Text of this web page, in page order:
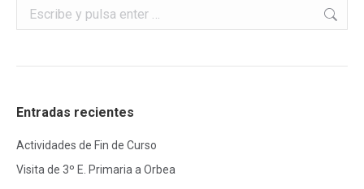
Buscar:
Entradas recientes
Actividades de Fin de Curso
Visita de 3º E. Primaria a Orbea